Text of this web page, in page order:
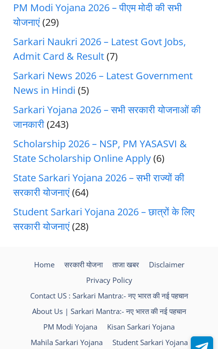
PM Modi Yojana 2026 – पीएम मोदी की सभी
योजनाएं(29)
Sarkari Naukri 2026 – Latest Govt Jobs,
Admit Card & Result(7)
Sarkari News 2026 – Latest Government
News in Hindi (5)
Sarkari Yojana 2026 – सभी सरकारी योजनाओं की
जानकारी(243)
Scholarship 2026 – NSP, PM YASASVI &
State Scholarship Online Apply(6)
State Sarkari Yojana 2026 – सभी राज्यों की
सरकारी योजनाएं(64)
Student Sarkari Yojana 2026 – छात्रों के लिए
सरकारी योजनाएं(28)
Home सरकारी योजना ताजा खबर
Disclaimer
Privacy Policy
Contact US : Sarkari Mantra:- नए भारत की नई पहचान
About Us | Sarkari Mantra:- नए भारत की नई पहचान
PM Modi Yojana
Kisan Sarkari Yojana
Mahila Sarkari Yojana
Student Sarkari Yojana